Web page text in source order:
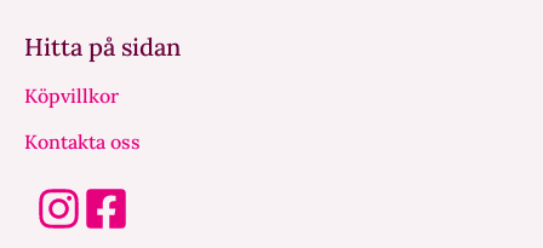
Hitta på sidan
Köpvillkor
Kontakta oss